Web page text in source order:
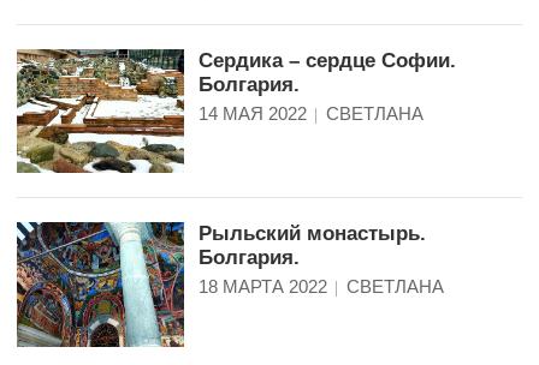
Сердика – сердце Софии.
Болгария.
14 МАЯ 2022 СВЕТЛАНА
Рыльский монастырь.
Болгария.
18 МАРТА 2022 СВЕТЛАНА